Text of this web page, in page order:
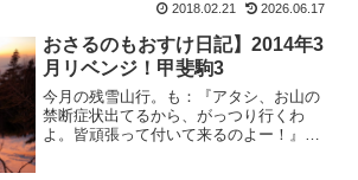
おりました。で、本日は山の予定をキャ
2018.02.21 2026.06.17
おさるのもおすけ日記】2014年3
月リベンジ！甲斐駒3
今月の残雪山行。も：『アタシ、お山の
禁断症状出てるから、がっつり行くわ
よ。皆頑張って付いて来るのよー！』っ